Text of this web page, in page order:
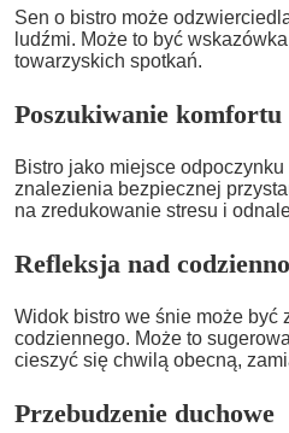
Sen o bistro może
ludźmi. Może to być
towarzyskich spotkań.
Poszukiwanie komfortu
Bistro jako miejsce
znalezienia bezpiecznej
na zredukowanie stresu i
Refleksja nad
Widok bistro we śnie może być
codziennego. Może to
cieszyć się chwilą obecną,
Przebudzenie duchowe